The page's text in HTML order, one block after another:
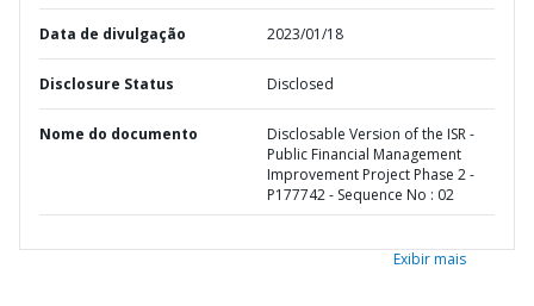
Data de divulgação 2023/01/18
Disclosure Status Disclosed
Nome do documento
Disclosable Version of the ISR -
Public Financial Management
Improvement Project Phase 2 -
P177742 - Sequence No : 02
Exibir mais